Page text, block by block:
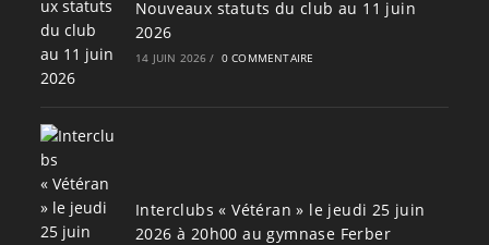
Nouveaux statuts du club au 11 juin
2026
14 JUIN 2026 / 0 COMMENTAIRE
Interclubs « Vétéran » le jeudi 25 juin
2026 à 20h00 au gymnase Ferber